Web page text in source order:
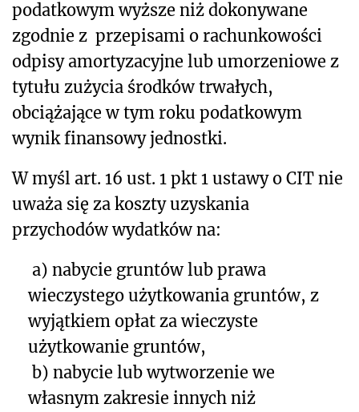
podatkowym wyższe niż dokonywane
zgodnie z przepisami o rachunkowości
odpisy amortyzacyjne lub umorzeniowe z
tytułu zużycia środków trwałych,
obciążające w tym roku podatkowym
wynik finansowy jednostki.
W myśl art. 16 ust. 1 pkt 1 ustawy o CIT nie
uważa się za koszty uzyskania
przychodów wydatków na:
a) nabycie gruntów lub prawa
wieczystego użytkowania gruntów, z
wyjątkiem opłat za wieczyste
użytkowanie gruntów,
b) nabycie lub wytworzenie we
własnym zakresie innych niż